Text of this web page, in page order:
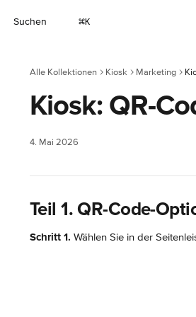
Suchen ⌘K
Alle Kollektionen Kiosk Marketing
Kiosk: QR-
4. Mai 2026
Teil 1. QR-Code-
Schritt 1. Wählen Sie in der